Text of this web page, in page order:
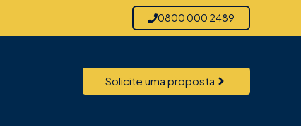
0800 000 2489
Solicite uma proposta